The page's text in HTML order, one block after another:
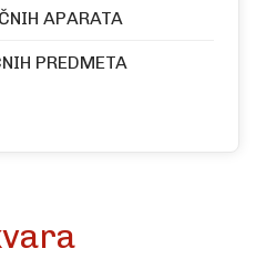
APARATA
PREDMETA